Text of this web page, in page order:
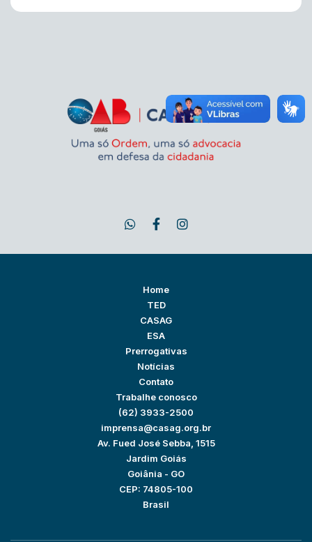
Home
TED
CASAG
ESA
Prerrogativas
Notícias
Contato
Trabalhe conosco
(62) 3933-2500
imprensa@casag.org.br
Av. Fued José Sebba, 1515
Jardim Goiás
Goiânia - GO
CEP: 74805-100
Brasil